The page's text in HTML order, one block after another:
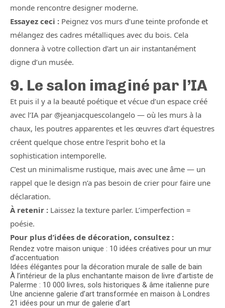
monde rencontre designer moderne.
Essayez ceci : Peignez vos murs d’une teinte profonde et
mélangez des cadres métalliques avec du bois. Cela
donnera à votre collection d’art un air instantanément
digne d’un musée.
9. Le salon imaginé par l’IA
Et puis il y a la beauté poétique et vécue d’un espace créé
avec l’IA par @jeanjacquescolangelo — où les murs à la
chaux, les poutres apparentes et les œuvres d’art équestres
créent quelque chose entre l’esprit boho et la
sophistication intemporelle.
C’est un minimalisme rustique, mais avec une âme — un
rappel que le design n’a pas besoin de crier pour faire une
déclaration.
À retenir : Laissez la texture parler. L’imperfection =
poésie.
Pour plus d’idées de décoration, consultez :
Rendez votre maison unique : 10 idées créatives pour un mur
d’accentuation
Idées élégantes pour la décoration murale de salle de bain
À l’intérieur de la plus enchantante maison de livre d’artiste de
Palerme : 10 000 livres, sols historiques & âme italienne pure
Une ancienne galerie d’art transformée en maison à Londres
21 idées pour un mur de galerie d’art